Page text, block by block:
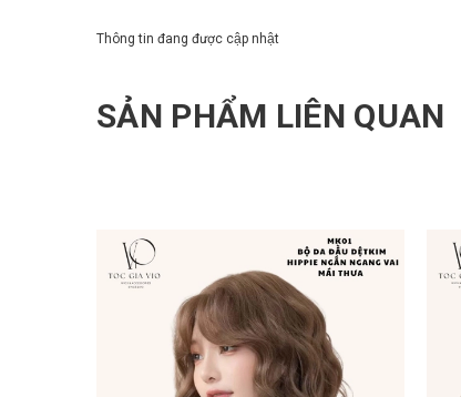
Thông tin đang được cập nhật
SẢN PHẨM LIÊN QUAN